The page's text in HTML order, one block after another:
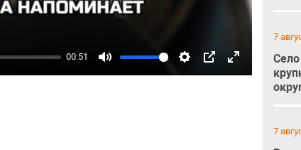
00:51
fullscreen
7
7